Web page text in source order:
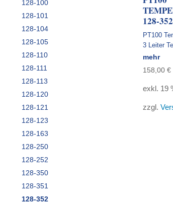
128-100
128-101
128-104
128-105
128-110
128-111
128-113
128-120
128-121
128-123
128-163
128-250
128-252
128-350
128-351
128-352
128-352
PT100
3 Leiter
mehr
158,00€
exkl. 19
zzgl.